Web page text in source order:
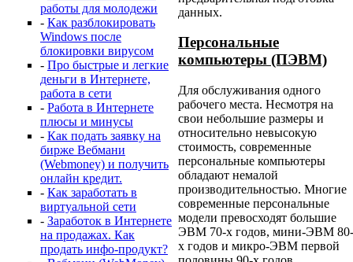
работы для молодежи
- Как разблокировать
Windows после
блокировки вирусом
- Про быстрые и легкие
деньги в Интернете,
работа в сети
- Работа в Интернете
плюсы и минусы
- Как подать заявку на
бирже Вебмани
(Webmoney) и получить
онлайн кредит.
- Как заработать в
виртуальной сети
- Заработок в Интернете
на продажах. Как
продать инфо-продукт?
данных.
Персональные
компьютеры (ПЭВМ)
Для обслуживания одного
рабочего места. Несмотря на
свои небольшие размеры и
относительно невысокую
стоимость, современные
персональные компьютеры
обладают немалой
производительностью. Многие
современные персональные
модели превосходят большие
ЭВМ 70-х годов, мини-ЭВМ 80-
х годов и микро-ЭВМ первой